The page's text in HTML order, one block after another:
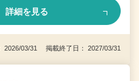
詳細を見る
2026/03/31 掲載終了日： 2027/03/31